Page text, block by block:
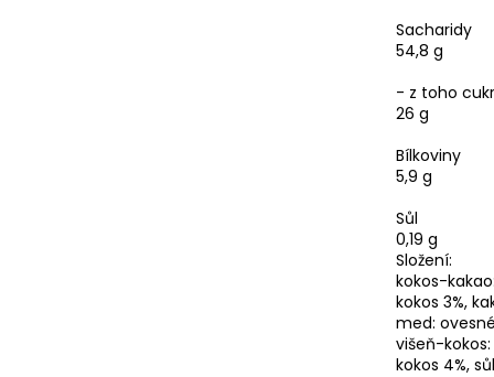
Sacharidy
54,8 g
- z toho
26 g
Bílkoviny
5,9 g
Sůl
0,19 g
Složení:
kokos-
kokos 3%,
med:
višeň-
kokos 4%, sůl